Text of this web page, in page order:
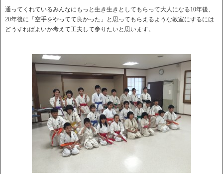
通ってくれているみんなにもっと生き生きとしてもらって大人になる10年後、
20年後に「空手をやってて良かった」と思ってもらえるような教室にするには
どうすればよいか考えて工夫して参りたいと思います。